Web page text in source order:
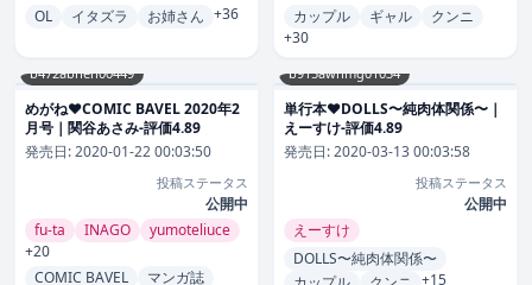
OL
イタズラ お姉さん +36
カップル
ギャル
クンニ
+30
b472abnen00449
めがね❤COMIC BAVEL 2020年2
月号｜関谷あさみ-評価4.89
発売日:2020-01-22 00:03:50
投稿ステータス
公開中
fu-ta
INAGO
yumoteliuce
+20
COMIC BAVEL
マンガ誌
b915awnmg01034
単行本❤DOLLS〜純肉体関係〜｜
えーすけ-評価4.89
発売日:2020-03-13 00:03:58
投稿ステータス
公開中
えーすけ
DOLLS〜純肉体関係〜
+15